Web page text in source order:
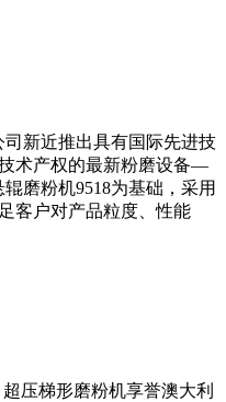
新近推出具有国际先进技
术产权的最新粉磨设备—
磨粉机9518为基础，采用
客户对产品粒度、性能
压梯形磨粉机享誉澳大利